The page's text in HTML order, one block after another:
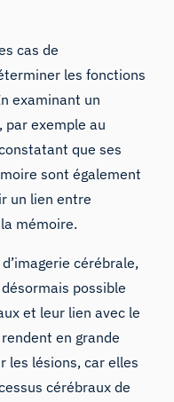
cas de
les fonctions
examinant un
exemple au
que ses
sont également
un lien entre
mémoire.
cérébrale,
désormais possible
et leur lien avec le
en grande
les lésions, car elles
cérébraux de